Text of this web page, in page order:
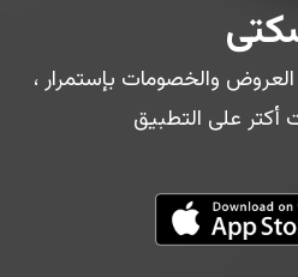
والخصومات بإستمرار ،
على التطبيق